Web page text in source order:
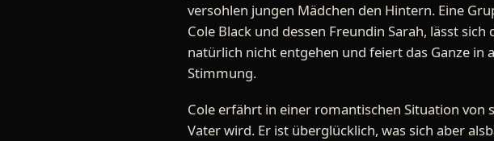
versohlen jungen Mädchen den Hintern. Eine
Cole Black und dessen Freundin Sarah, lässt sich
natürlich nicht entgehen und feiert das Ganze in
Stimmung.
Cole erfährt in einer romantischen Situation von
Vater wird. Er ist überglücklich, was sich aber